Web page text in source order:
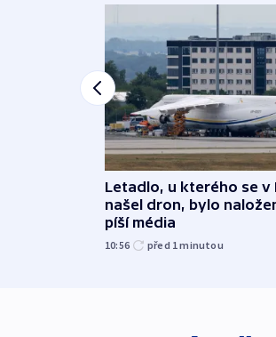
Letadlo, u kterého se v
našel dron, bylo
píší média
10:56 před 1minutou